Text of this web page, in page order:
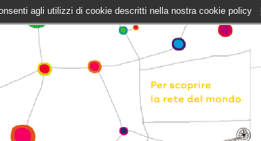
agli utilizzi di cookie descritti nella nostra cookie policy